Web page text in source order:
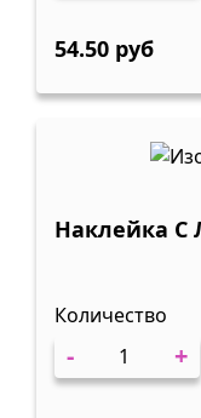
54.50 руб
Наклейка
Количество
- +